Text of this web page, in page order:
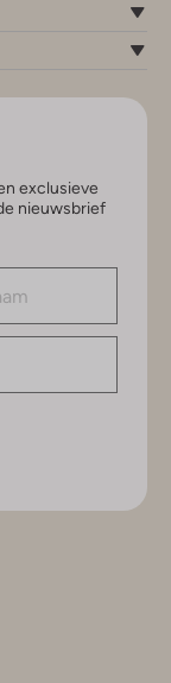
exclusieve
nieuwsbrief